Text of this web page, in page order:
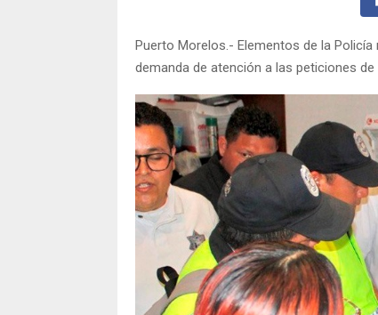
Puerto Morelos.- Elementos de la
demanda de atención a las peticiones